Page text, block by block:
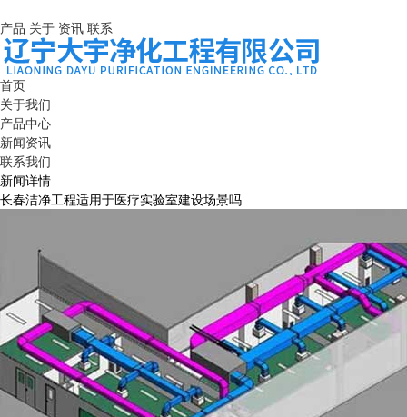
产品 关于 资讯 联系
首页
关于我们
产品中心
新闻资讯
联系我们
新闻详情
长春洁净工程适用于医疗实验室建设场景吗